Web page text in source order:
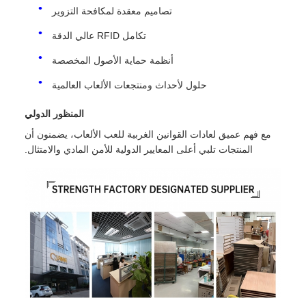
تصاميم معقدة لمكافحة التزوير
تكامل RFID عالي الدقة
أنظمة حماية الأصول المخصصة
حلول لأحداث ومنتجعات الألعاب العالمية
المنظور الدولي
مع فهم عميق لعادات القوانين الغربية للعب الألعاب، يضمنون أن
المنتجات تلبي أعلى المعايير الدولية للأمن المادي والامتثال.